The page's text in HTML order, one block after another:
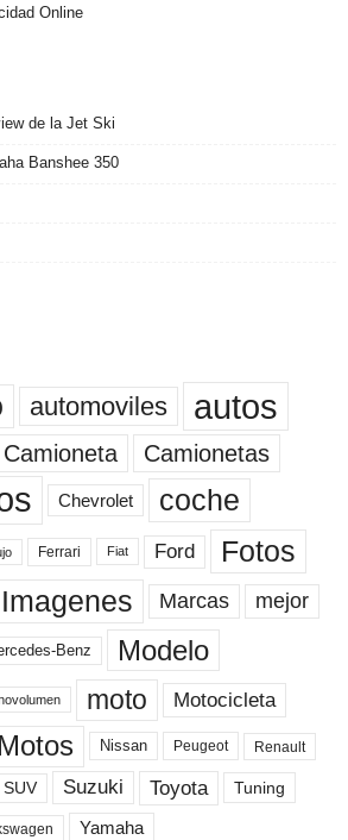
Online
de la Jet Ski
Banshee 350
automoviles autos
Camioneta Camionetas
Chevrolet coche
Ferrari Fiat Ford Fotos
Imagenes Marcas mejor
Benz Modelo
moto Motocicleta
Motos Nissan Peugeot Renault
SUV Suzuki Toyota Tuning
Yamaha